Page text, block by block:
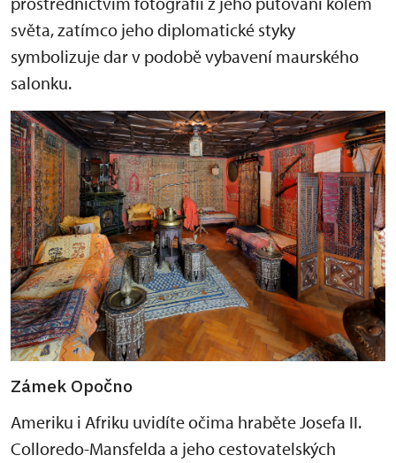
světa, zatímco jeho diplomatické styky
symbolizuje dar v podobě vybavení maurského
salonku.
Zámek Opočno
Ameriku i Afriku uvidíte očima hraběte Josefa II.
Colloredo-Mansfelda a jeho cestovatelských